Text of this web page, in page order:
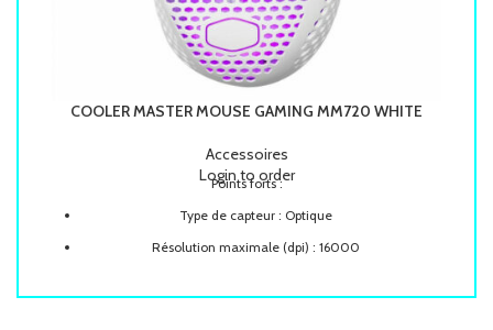
COOLER MASTER MOUSE GAMING MM720 WHITE
Accessoires
Login to order
Points forts :
Type de capteur : Optique
Résolution maximale (dpi) : 16000